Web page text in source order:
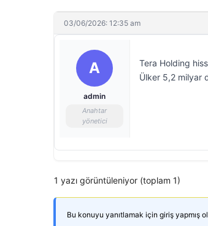
03/06/2026: 12:35 am
A
admin
Anahtar
yönetici
Tera Holding
Ülker 5,2 milyar
1 yazı görüntüleniyor (toplam 1)
Bu konuyu yanıtlamak için giriş yapmış